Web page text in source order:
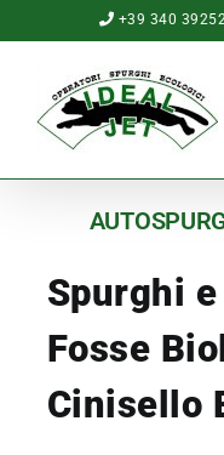
al
contenuto
+39 340
Spurghi
Fosse
Cinisello